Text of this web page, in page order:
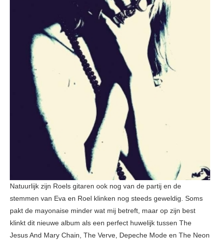
Natuurlijk zijn Roels gitaren ook nog van de partij en de
stemmen van Eva en Roel klinken nog steeds geweldig. Soms
pakt de mayonaise minder wat mij betreft, maar op zijn best
klinkt dit nieuwe album als een perfect huwelijk tussen The
Jesus And Mary Chain, The Verve, Depeche Mode en The Neon